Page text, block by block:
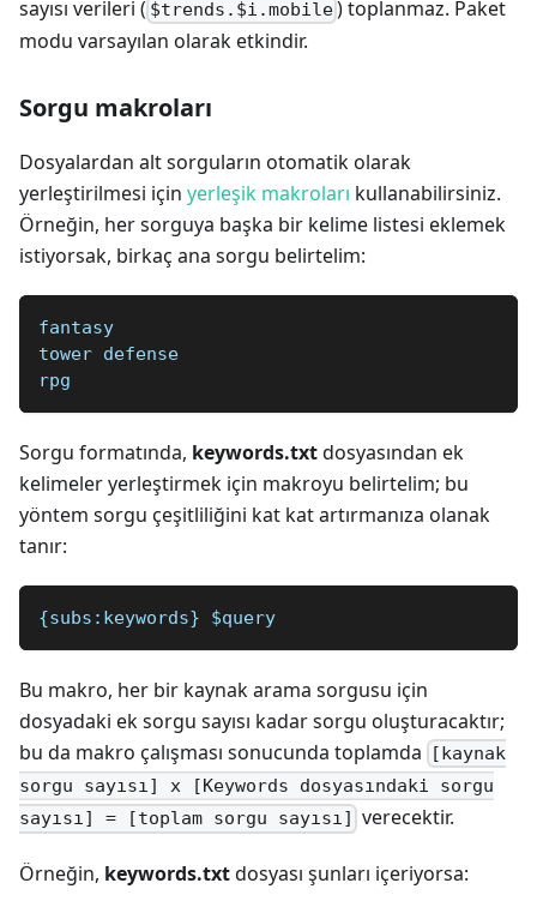
sayısı verileri ( $trends.$i.mobile) toplanmaz. Paket
modu varsayılan olarak etkindir.
Sorgu makroları
Dosyalardan alt sorguların otomatik olarak
yerleştirilmesi için yerleşik makroları kullanabilirsiniz.
Örneğin, her sorguya başka bir kelime listesi eklemek
istiyorsak, birkaç ana sorgu belirtelim:
fantasy
tower defense
rpg
Sorgu formatında, keywords.txtdosyasından ek
kelimeler yerleştirmek için makroyu belirtelim; bu
yöntem sorgu çeşitliliğini kat kat artırmanıza olanak
tanır:
{subs:keywords} $query
Bu makro, her bir kaynak arama sorgusu için
dosyadaki ek sorgu sayısı kadar sorgu oluşturacaktır;
bu da makro çalışması sonucunda toplamda
[kaynak
sorgu sayısı] x [Keywords dosyasındaki sorgu
sayısı] = [toplam sorgu sayısı]
verecektir.
Örneğin, keywords.txtdosyası şunları içeriyorsa: